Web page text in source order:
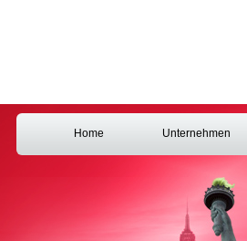
Home Unternehmen